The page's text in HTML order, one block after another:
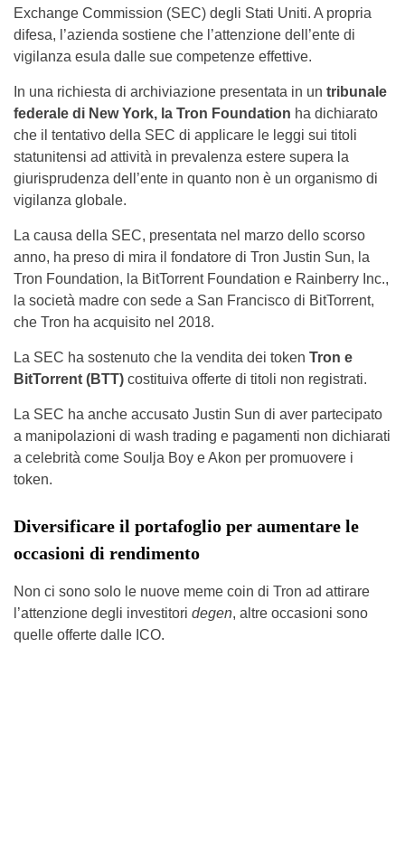
Exchange Commission (SEC) degli Stati Uniti. A propria
difesa, l’azienda sostiene che l’attenzione dell’ente di
vigilanza esula dalle sue competenze effettive.
In una richiesta di archiviazione presentata in un tribunale
federale di New York, la Tron Foundation ha dichiarato
che il tentativo della SEC di applicare le leggi sui titoli
statunitensi ad attività in prevalenza estere supera la
giurisprudenza dell’ente in quanto non è un organismo di
vigilanza globale.
La causa della SEC, presentata nel marzo dello scorso
anno, ha preso di mira il fondatore di Tron Justin Sun, la
Tron Foundation, la BitTorrent Foundation e Rainberry Inc.,
la società madre con sede a San Francisco di BitTorrent,
che Tron ha acquisito nel 2018.
La SEC ha sostenuto che la vendita dei token Tron e
BitTorrent (BTT) costituiva offerte di titoli non registrati.
La SEC ha anche accusato Justin Sun di aver partecipato
a manipolazioni di wash trading e pagamenti non dichiarati
a celebrità come Soulja Boy e Akon per promuovere i
token.
Diversificare il portafoglio per aumentare le
occasioni di rendimento
Non ci sono solo le nuove meme coin di Tron ad attirare
l’attenzione degli investitori degen, altre occasioni sono
quelle offerte dalle ICO.